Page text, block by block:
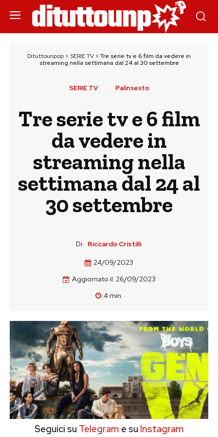
Dituttounpop > SERIE TV > Tre serie tv e 6 film da vedere in
streaming nella settimana dal 24 al 30 settembre
SERIE TV Palinsesto
Tre serie tv e 6 film
da vedere in
streaming nella
settimana dal 24 al
30 settembre
Di: Riccardo Cristilli
24/09/2023
Aggiornato il: 26/09/2023
4min.
Seguici su Telegram e su Instagram